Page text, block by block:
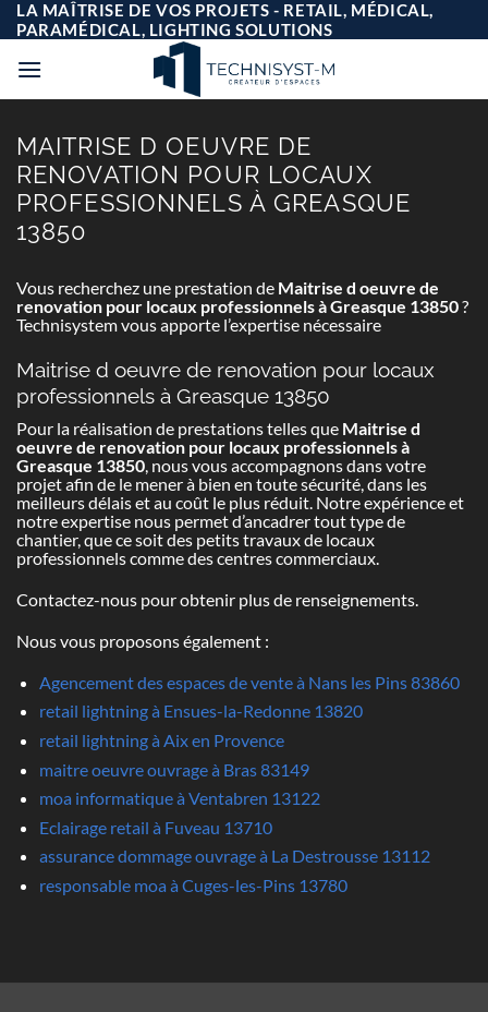
Passer
au
contenu
LA MAÎTRISE DE VOS PROJETS - RETAIL, MÉDICAL,
PARAMÉDICAL, LIGHTING SOLUTIONS
MAITRISE D OEUVRE DE
RENOVATION POUR LOCAUX
PROFESSIONNELS À GREASQUE
13850
Vous recherchez une prestation de Maitrise d oeuvre de
renovation pour locaux professionnels à Greasque 13850?
Technisystem vous apporte l’expertise nécessaire
Maitrise d oeuvre de renovation pour locaux
professionnels à Greasque 13850
Pour la réalisation de prestations telles que Maitrise d
oeuvre de renovation pour locaux professionnels à
Greasque 13850, nous vous accompagnons dans votre
projet afin de le mener à bien en toute sécurité, dans les
meilleurs délais et au coût le plus réduit. Notre expérience et
notre expertise nous permet d’ancadrer tout type de
chantier, que ce soit des petits travaux de locaux
professionnels comme des centres commerciaux.
Contactez-nous pour obtenir plus de renseignements.
Nous vous proposons également :
Agencement des espaces de vente à Nans les Pins 83860
retail lightning à Ensues-la-Redonne 13820
retail lightning à Aix en Provence
maitre oeuvre ouvrage à Bras 83149
moa informatique à Ventabren 13122
Eclairage retail à Fuveau 13710
assurance dommage ouvrage à La Destrousse 13112
responsable moa à Cuges-les-Pins 13780